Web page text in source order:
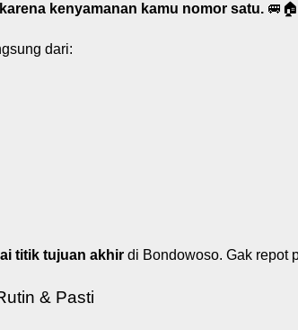
kenyamanan kamu nomor satu.
dari:
titik tujuan akhir di Bondowoso. Gak repot
& Pasti